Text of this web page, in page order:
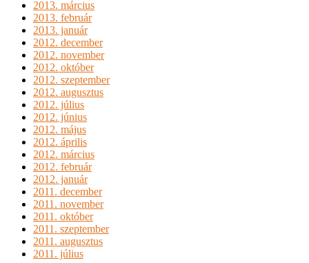
2013. március
2013. február
2013. január
2012. december
2012. november
2012. október
2012. szeptember
2012. augusztus
2012. július
2012. június
2012. május
2012. április
2012. március
2012. február
2012. január
2011. december
2011. november
2011. október
2011. szeptember
2011. augusztus
2011. július